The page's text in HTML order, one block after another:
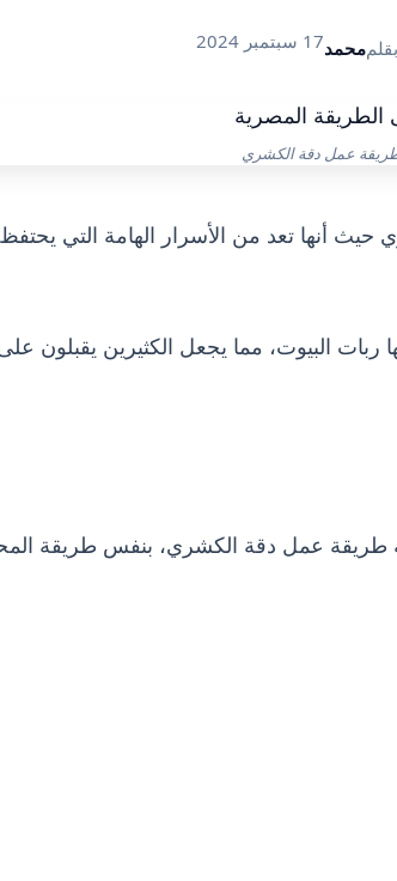
بقلممحمد17 سبتمبر 2024
عمل دقة الكشري
أنها تعد من الأسرار الهامة التي
البيوت، مما يجعل الكثيرين يقبلون
طريقة عمل دقة الكشري، بنفس طريقة